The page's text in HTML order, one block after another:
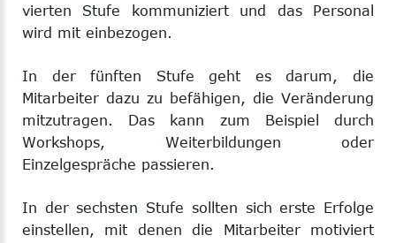
vierten Stufe kommuniziert und das Personal
wird mit einbezogen.
In der fünften Stufe geht es darum, die
Mitarbeiter dazu zu befähigen, die Veränderung
mitzutragen. Das kann zum Beispiel durch
Workshops, Weiterbildungen oder
Einzelgespräche passieren.
In der sechsten Stufe sollten sich erste Erfolge
einstellen, mit denen die Mitarbeiter motiviert